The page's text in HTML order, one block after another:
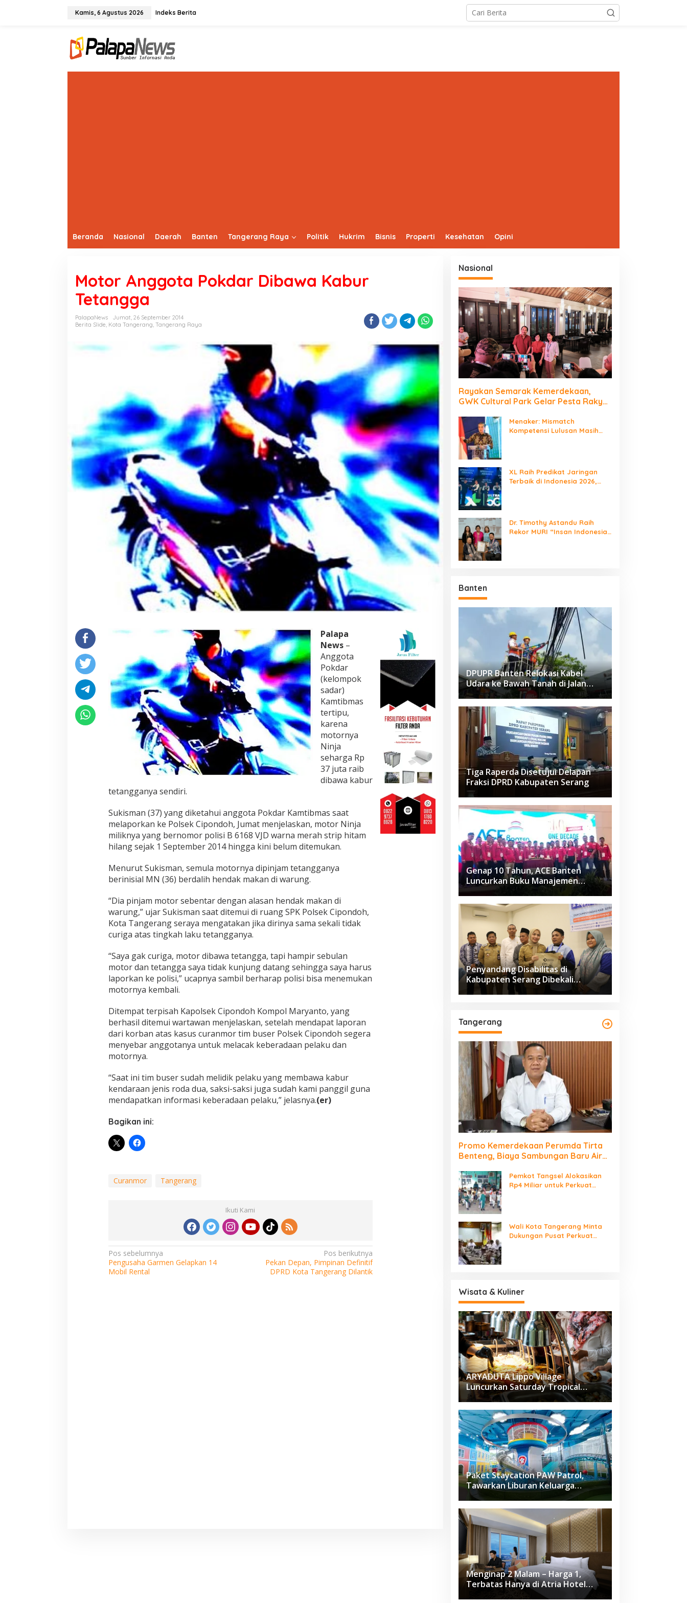
Kamis, 6 Agustus 2026 Indeks Berita
Beranda Nasional Daerah Banten Tangerang Raya Politik Hukrim Bisnis Properti Kesehatan Opini
Motor Anggota Pokdar Dibawa Kabur
Tetangga
PalapaNews
Jumat, 26 September 2014
Berita Slide, Kota Tangerang, Tangerang Raya
Palapa
News–
Anggota
Pokdar
(kelompok
sadar)
Kamtibmas
tertipu,
karena
motornya
Ninja
seharga Rp
37 juta raib
dibawa kabur
tetangganya sendiri.
Sukisman (37) yang diketahui anggota Pokdar Kamtibmas saat
melaporkan ke Polsek Cipondoh, Jumat menjelaskan, motor Ninja
miliknya yang bernomor polisi B 6168 VJD warna merah strip hitam
hilang sejak 1 September 2014 hingga kini belum ditemukan.
Menurut Sukisman, semula motornya dipinjam tetangganya
berinisial MN (36) berdalih hendak makan di warung.
“Dia pinjam motor sebentar dengan alasan hendak makan di
warung,” ujar Sukisman saat ditemui di ruang SPK Polsek Cipondoh,
Kota Tangerang seraya mengatakan jika dirinya sama sekali tidak
curiga atas tingkah laku tetangganya.
“Saya gak curiga, motor dibawa tetangga, tapi hampir sebulan
motor dan tetangga saya tidak kunjung datang sehingga saya harus
laporkan ke polisi,” ucapnya sambil berharap polisi bisa menemukan
motornya kembali.
Ditempat terpisah Kapolsek Cipondoh Kompol Maryanto, yang
berhasil ditemui wartawan menjelaskan, setelah mendapat laporan
dari korban atas kasus curanmor tim buser Polsek Cipondoh segera
menyebar anggotanya untuk melacak keberadaan pelaku dan
motornya.
“Saat ini tim buser sudah melidik pelaku yang membawa kabur
kendaraan jenis roda dua, saksi-saksi juga sudah kami panggil guna
mendapatkan informasi keberadaan pelaku,” jelasnya.(er)
Bagikan ini:
Curanmor Tangerang
Ikuti Kami
Navigasi
pos
Pos sebelumnya
Pengusaha Garmen Gelapkan 14
Mobil Rental
Pos berikutnya
Pekan Depan, Pimpinan Definitif
DPRD Kota Tangerang Dilantik
Nasional
Rayakan Semarak Kemerdekaan,
GWK Cultural Park Gelar Pesta Rakyat
Menaker: Mismatch
Kompetensi Lulusan Masih
XL Raih Predikat Jaringan
Terbaik di Indonesia 2026,
Dr. Timothy Astandu Raih
Rekor MURI “Insan Indonesia
Banten
DPUPR Banten Relokasi Kabel
Udara ke Bawah Tanah di Jalan
Raden Fatah Ciledug
Tiga Raperda Disetujui Delapan
Fraksi DPRD Kabupaten Serang
Genap 10 Tahun, ACE Banten
Luncurkan Buku Manajemen
Fasilitas
Penyandang Disabilitas di
Kabupaten Serang Dibekali
Pelatihan Pengolahan Hasil
Tangerang
Promo Kemerdekaan Perumda Tirta
Benteng, Biaya Sambungan Baru Air
Pemkot Tangsel Alokasikan
Rp4 Miliar untuk Perkuat
Wali Kota Tangerang Minta
Dukungan Pusat Perkuat
Wisata & Kuliner
ARYADUTA Lippo Village
Luncurkan Saturday Tropical
Brunch
Paket Staycation PAW Patrol,
Tawarkan Liburan Keluarga
Menyenangkan Hanya di Herloom
Hotel BSD
Menginap 2 Malam – Harga 1,
Terbatas Hanya di Atria Hotel